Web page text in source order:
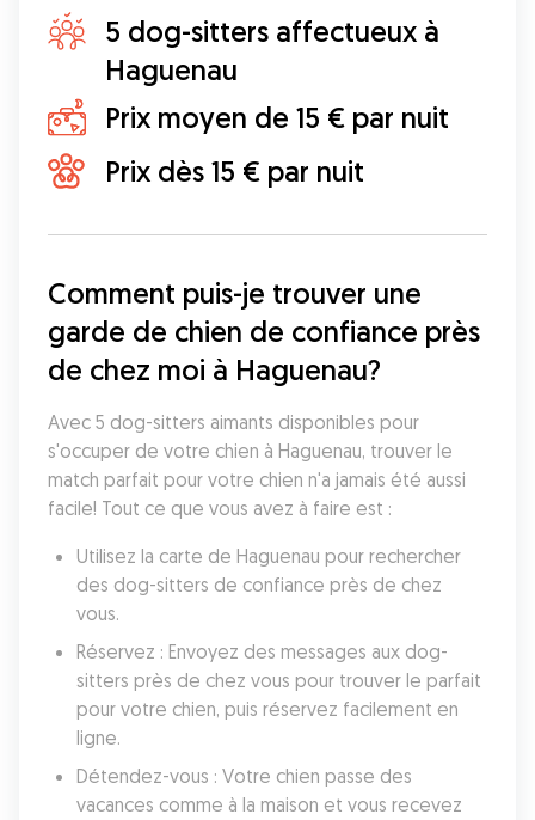
5 dog-sitters affectueux à
Haguenau
Prix moyen de 15 € par nuit
Prix dès 15 € par nuit
Comment puis-je trouver une
garde de chien de confiance près
de chez moi à Haguenau?
Avec 5 dog-sitters aimants disponibles pour
s'occuper de votre chien à Haguenau, trouver le
match parfait pour votre chien n'a jamais été aussi
facile! Tout ce que vous avez à faire est :
Utilisez la carte de Haguenau pour rechercher
des dog-sitters de confiance près de chez
vous.
Réservez : Envoyez des messages aux dog-
sitters près de chez vous pour trouver le parfait
pour votre chien, puis réservez facilement en
ligne.
Détendez-vous : Votre chien passe des
vacances comme à la maison et vous recevez